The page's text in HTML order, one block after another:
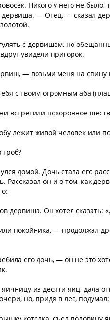
Никого у него не было,
дервиша. — Отец, — сказал
с дервишем, но
увидели пригорок.
— возьми меня на спину
с твоим огромным аба
встретили похоронное
лежит живой человек или
домой. Дочь стала его
Рассказал он и о том, как
дервиша. Он хотел сказать:
покойника, — продолжал
его дочь, — он не это
из десяти яиц, дала
но, придя в лес,